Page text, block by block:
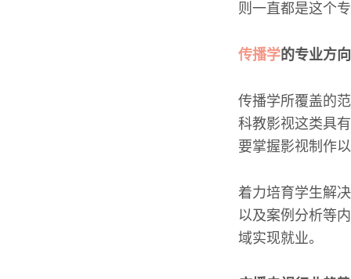
则一直都是这个
传播学的专业方向
传播学所覆盖的
科教影视这类具
要掌握影视制作
着力培育学生解
以及案例分析等
域实现就业。